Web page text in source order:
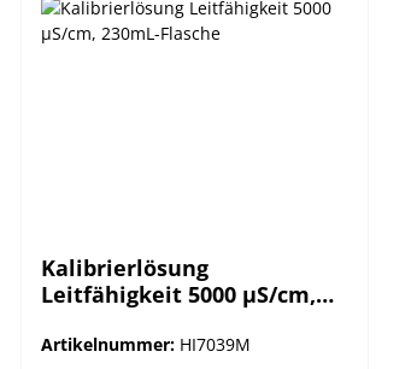
Kalibrierlösung
Leitfähigkeit 5000 µS/cm,
Artikelnummer: HI7039M